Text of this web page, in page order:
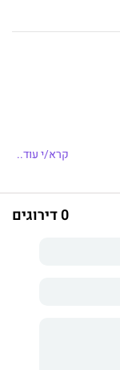
יחד עם הסופרת
ושל חדוות
קרא/י עוד..
0 דירוגים